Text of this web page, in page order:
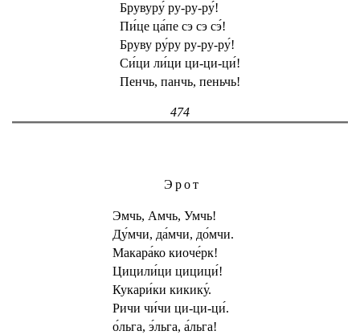
Брувуру́ ру-ру-ру́!
Пи́це ца́пе сэ сэ сэ́!
Бруву ру́ру ру-ру-ру́!
Си́ци ли́ци ци-ци-ци́!
Пенчь, панчь, пеньчь!
474
Эрот
Эмчь, Амчь, Умчь!
Ду́мчи, да́мчи, до́мчи.
Макара́ко киоче́рк!
Цицили́ци цицици́!
Кукари́ки кикику́.
Ричи чи́чи ци-ци-ци́.
о́льга, э́льга, а́льга!